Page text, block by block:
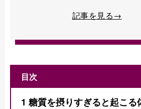
記事を見る→
目次
1 糖質を摂りすぎると起こる